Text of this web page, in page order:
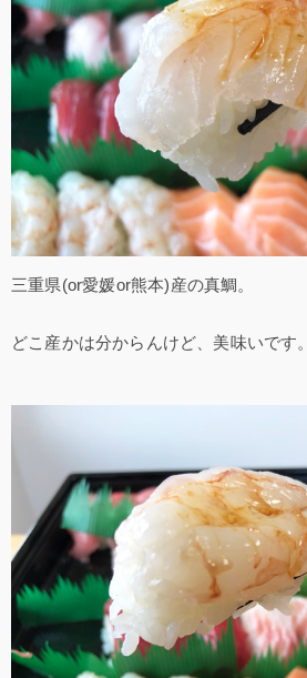
三重県(or愛媛or熊本)産の真鯛。
どこ産かは分からんけど、美味いです。